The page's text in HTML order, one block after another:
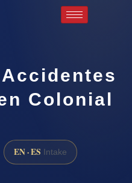
Colonial
EN · ES Intake